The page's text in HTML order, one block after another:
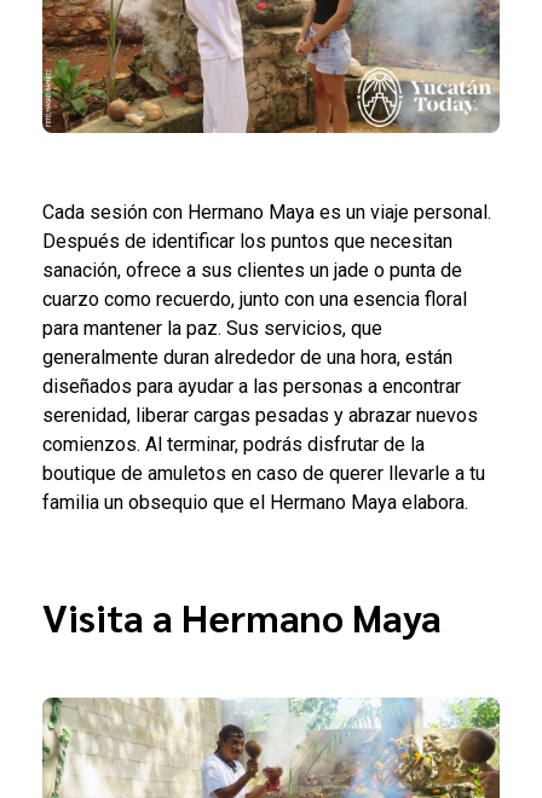
Cada sesión con Hermano Maya es un viaje personal.
Después de identificar los puntos que necesitan
sanación, ofrece a sus clientes un jade o punta de
cuarzo como recuerdo, junto con una esencia floral
para mantener la paz. Sus servicios, que
generalmente duran alrededor de una hora, están
diseñados para ayudar a las personas a encontrar
serenidad, liberar cargas pesadas y abrazar nuevos
comienzos. Al terminar, podrás disfrutar de la
boutique de amuletos en caso de querer llevarle a tu
familia un obsequio que el Hermano Maya elabora.
Visita a Hermano Maya